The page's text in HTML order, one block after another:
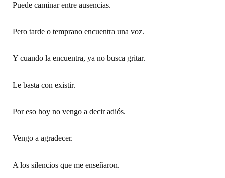
Puede caminar entre ausencias.
Pero tarde o temprano encuentra una voz.
Y cuando la encuentra, ya no busca gritar.
Le basta con existir.
Por eso hoy no vengo a decir adiós.
Vengo a agradecer.
A los silencios que me enseñaron.